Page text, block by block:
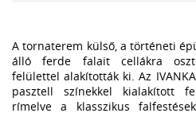
A tornaterem külső, a történeti
álló ferde falait cellákra
felülettel alakították ki. Az
pasztell színekkel kialakított
rímelve a klasszikus